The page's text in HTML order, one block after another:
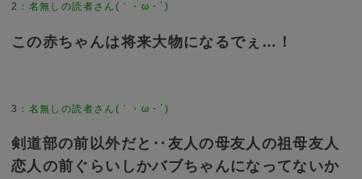
2 ： 名無しの読者さん(｀・ω・´)
この赤ちゃんは将来大物になるでぇ…！
3 ： 名無しの読者さん(｀・ω・´)
剣道部の前以外だと‥友人の母友人の祖母友人
恋人の前ぐらいしかバブちゃんになってないか